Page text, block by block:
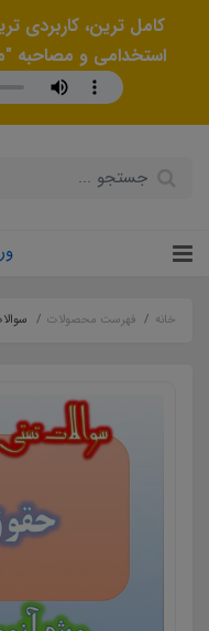
کامل ترین، کاربردی
استخدامی و مصاحبه
خانه فهرست محصولات